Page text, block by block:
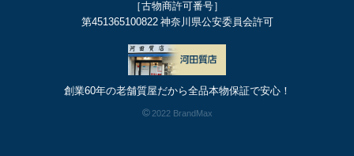
［古物商許可番号］
第451365100822 神奈川県公安委員会許可
創業60年の老舗質屋だから全品本物保証で安心！
2022 BrandMax